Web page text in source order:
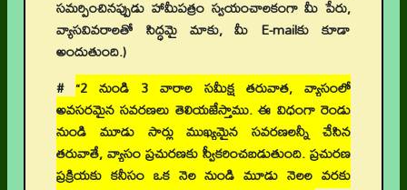
సమర్పించినప్పుడు హామీపత్రం స్వయంచాలకంగా మీ పేరు,
వ్యాసవివరాలతో సిద్ధమై మాకు, మీ E-mailకు కూడా
అందుతుంది.)
# “2 నుండి 3 వారాల సమీక్ష తరువాత, వ్యాసంలో
అవసరమైన సవరణలు తెలియజేస్తాము. ఈ విధంగా రెండు
నుండి మూడు సార్లు ముఖ్యమైన సవరణలన్నీ చేసిన
తరువాతే, వ్యాసం ప్రచురణకు స్వీకరించబడుతుంది. ప్రచురణ
ప్రక్రియకు కనీసం ఒక నెల నుండి మూడు నెలల వరకు